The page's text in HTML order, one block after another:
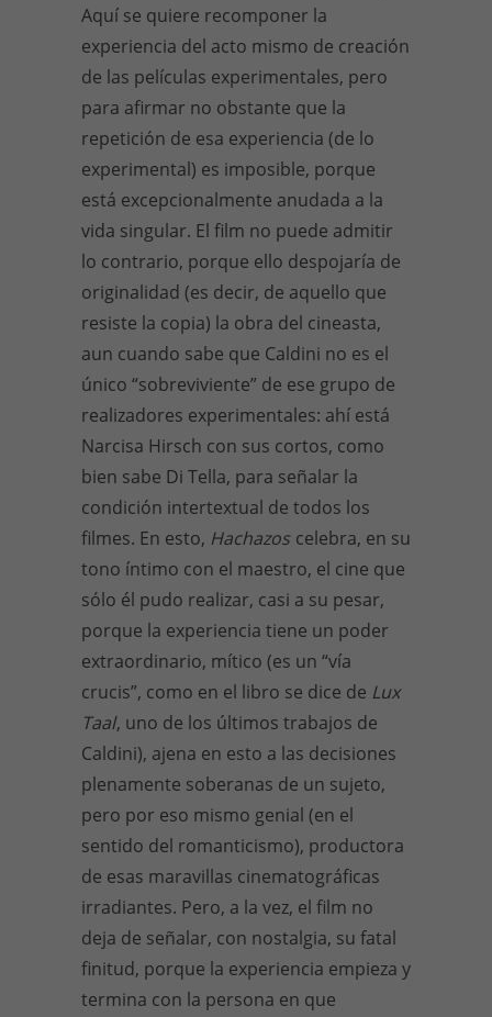
Aquí se quiere recomponer la
experiencia del acto mismo de creación
de las películas experimentales, pero
para afirmar no obstante que la
repetición de esa experiencia (de lo
experimental) es imposible, porque
está excepcionalmente anudada a la
vida singular. El film no puede admitir
lo contrario, porque ello despojaría de
originalidad (es decir, de aquello que
resiste la copia) la obra del cineasta,
aun cuando sabe que Caldini no es el
único “sobreviviente” de ese grupo de
realizadores experimentales: ahí está
Narcisa Hirsch con sus cortos, como
bien sabe Di Tella, para señalar la
condición intertextual de todos los
filmes. En esto, Hachazos celebra, en su
tono íntimo con el maestro, el cine que
sólo él pudo realizar, casi a su pesar,
porque la experiencia tiene un poder
extraordinario, mítico (es un “vía
crucis”, como en el libro se dice de Lux
Taal, uno de los últimos trabajos de
Caldini), ajena en esto a las decisiones
plenamente soberanas de un sujeto,
pero por eso mismo genial (en el
sentido del romanticismo), productora
de esas maravillas cinematográficas
irradiantes. Pero, a la vez, el film no
deja de señalar, con nostalgia, su fatal
finitud, porque la experiencia empieza y
termina con la persona en que